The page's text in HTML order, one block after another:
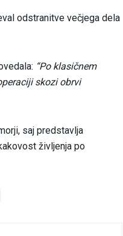
odstranitve večjega dela
“Po klasičnem
skozi obrvi
saj predstavlja
življenja po